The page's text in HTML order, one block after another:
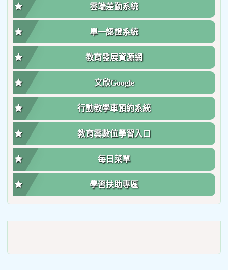
雲端差勤系統
單一認證系統
教育發展資源網
文欣Google
行動教學車預約系統
教育雲數位學習入口
每日菜單
學習扶助專區